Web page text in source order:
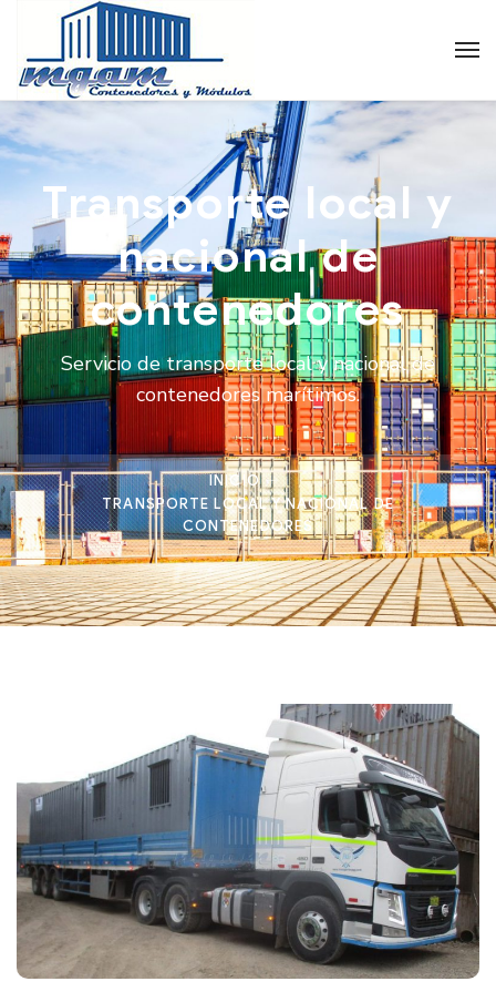
Transporte local y
nacional de
contenedores
Servicio de transporte local y nacional de
contenedores marítimos.
INICIO
TRANSPORTE LOCAL Y NACIONAL DE
CONTENEDORES